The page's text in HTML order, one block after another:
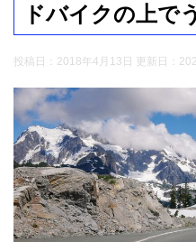
ドバイクの上で
投稿日：2018年4月13日 更新日：